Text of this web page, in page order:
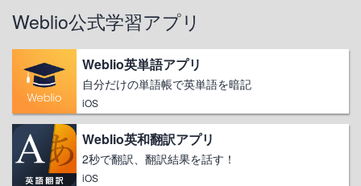
Weblio公式学習アプリ
Weblio英単語アプリ
自分だけの単語帳で英単語を暗記
iOS
Weblio英和翻訳アプリ
2秒で翻訳、翻訳結果を話す！
iOS